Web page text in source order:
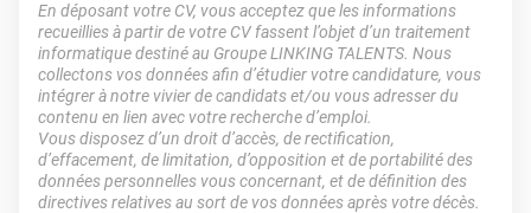
En déposant votre CV, vous acceptez que les informations
recueillies à partir de votre CV fassent l’objet d’un traitement
informatique destiné au Groupe LINKING TALENTS. Nous
collectons vos données afin d’étudier votre candidature, vous
intégrer à notre vivier de candidats et/ou vous adresser du
contenu en lien avec votre recherche d’emploi.
Vous disposez d’un droit d’accès, de rectification,
d’effacement, de limitation, d’opposition et de portabilité des
données personnelles vous concernant, et de définition des
directives relatives au sort de vos données après votre décès.